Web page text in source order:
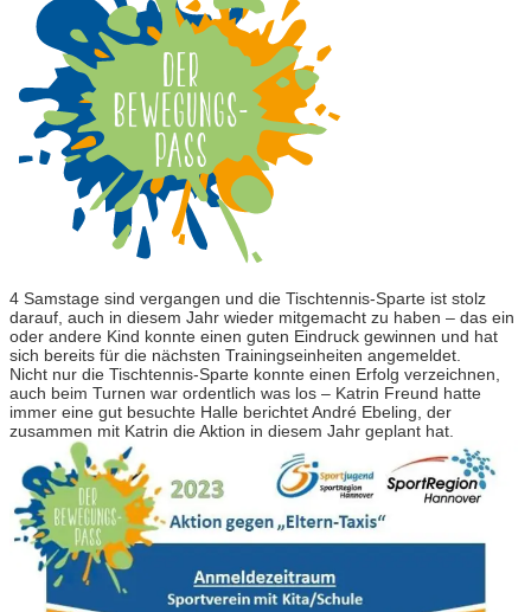
4 Samstage sind vergangen und die Tischtennis-Sparte ist stolz
darauf, auch in diesem Jahr wieder mitgemacht zu haben – das ein
oder andere Kind konnte einen guten Eindruck gewinnen und hat
sich bereits für die nächsten Trainingseinheiten angemeldet.
Nicht nur die Tischtennis-Sparte konnte einen Erfolg verzeichnen,
auch beim Turnen war ordentlich was los – Katrin Freund hatte
immer eine gut besuchte Halle berichtet André Ebeling, der
zusammen mit Katrin die Aktion in diesem Jahr geplant hat.